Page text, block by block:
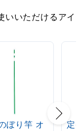
いいただけるアイ
ぼり竿 オ
定